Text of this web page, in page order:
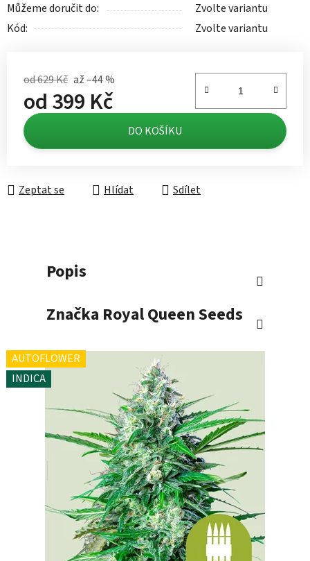
Můžeme doručit do:
Zvolte variantu
Kód:
Zvolte variantu
od 629 Kč až –44 %
od399 Kč
Měrná cena: DO KOŠÍKU
Zeptat se Hlídat Sdílet
Popis
Značka Royal Queen Seeds
AUTOFLOWER
INDICA